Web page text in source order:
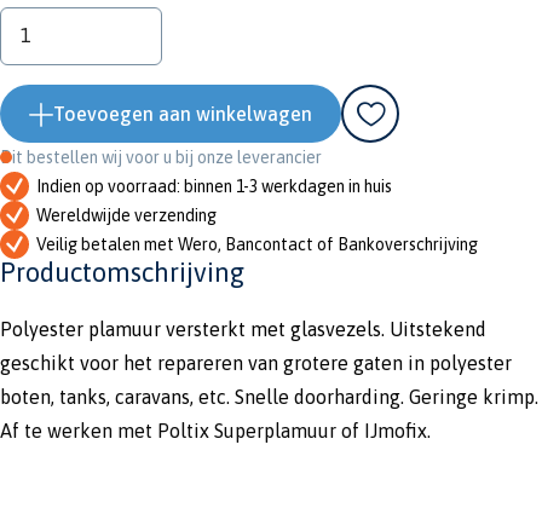
Toevoegen aan winkelwagen
Dit bestellen wij voor u bij onze leverancier
Indien op voorraad: binnen 1-3 werkdagen in huis
Wereldwijde verzending
Veilig betalen met Wero, Bancontact of Bankoverschrijving
Productomschrijving
Polyester plamuur versterkt met glasvezels. Uitstekend
geschikt voor het repareren van grotere gaten in polyester
boten, tanks, caravans, etc. Snelle doorharding. Geringe krimp.
Af te werken met Poltix Superplamuur of IJmofix.